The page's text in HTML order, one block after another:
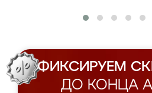
ФИКСИРУЕМ
ДО КОНЦА